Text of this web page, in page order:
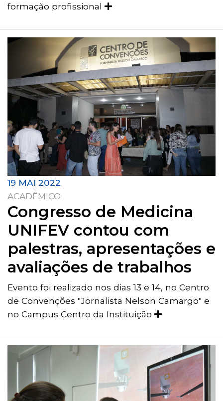
formação profissional
19 MAI 2022
ACADÊMICO
Congresso de Medicina
UNIFEV contou com
palestras, apresentações e
avaliações de trabalhos
Evento foi realizado nos dias 13 e 14, no Centro
de Convenções "Jornalista Nelson Camargo" e
no Campus Centro da Instituição